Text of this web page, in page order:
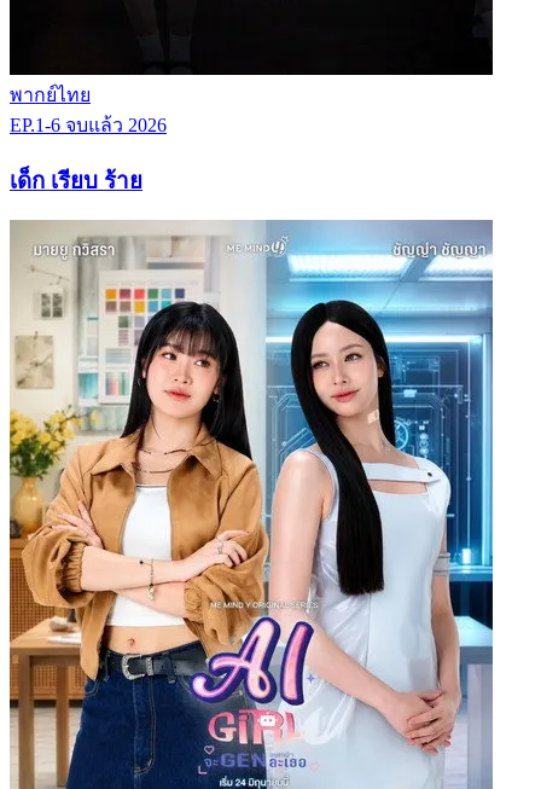
พากย์ไทย
EP.1-6 จบแล้ว 2026
เด็ก เรียบ ร้าย